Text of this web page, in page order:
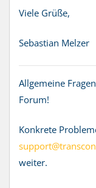
Viele Grüße,
Sebastian Melzer
Allgemeine
Forum!
Konkrete
weiter.